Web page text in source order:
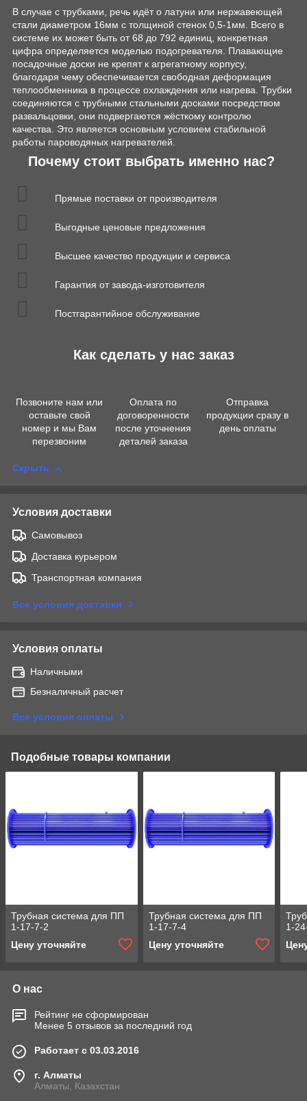
В случае с трубками, речь идёт о латуни или нержавеющей
стали диаметром 16мм с толщиной стенок 0,5-1мм. Всего в
системе их может быть от 68 до 792 единиц, конкретная
цифра определяется моделью подогревателя. Плавающие
посадочные доски не крепят к агрегатному корпусу,
благодаря чему обеспечивается свободная деформация
теплообменника в процессе охлаждения или нагрева. Трубки
соединяются с трубными стальными досками посредством
развальцовки, они подвергаются жёсткому контролю
качества. Это является основным условием стабильной
работы пароводяных нагревателей.
Почему стоит выбрать именно нас?
Прямые поставки от производителя
Выгодные ценовые предложения
Высшее качество продукции и сервиса
Гарантия от завода-изготовителя
Постгарантийное обслуживание
Как сделать у нас заказ
Позвоните нам или
оставьте свой
номер и мы Вам
перезвоним
Оплата по
договоренности
после уточнения
деталей заказа
Отправка
продукции сразу в
день оплаты
Скрыть
Условия доставки
Самовывоз
Доставка курьером
Транспортная компания
Все условия доставки
Условия оплаты
Наличными
Безналичный расчет
Все условия оплаты
Подобные товары компании
Трубная система для ПП
1-17-7-2
Цену уточняйте
Трубная система для ПП
1-17-7-4
Цену уточняйте
1-
О нас
Рейтинг не сформирован
Менее 5 отзывов за последний год
Работает с 03.03.2016
г. Алматы
Алматы, Казахстан